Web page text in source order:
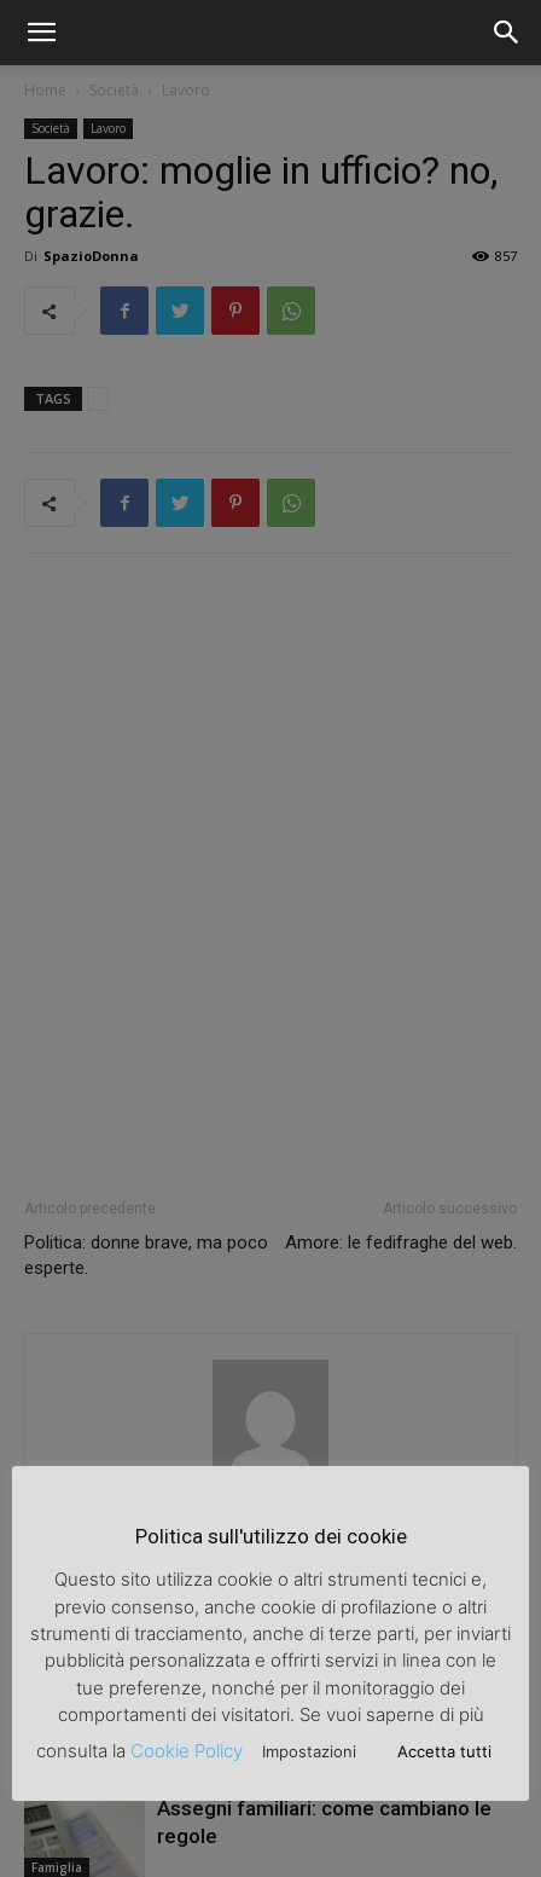
Home Società Lavoro
Società Lavoro
Lavoro: moglie in ufficio? no,
grazie.
Di SpazioDonna 857
TAGS
Articolo precedente
Politica: donne brave, ma poco
esperte.
Articolo successivo
Amore: le fedifraghe del web.
ARTICOLI CORRELATI ALTRO DALL'AUTORE
Lavoro
La nota spese in azienda: utilizzare un
software per migliorarne la gestione
Famiglia
Assegni familiari: come cambiano le
regole
Politica sull'utilizzo dei cookie
Questo sito utilizza cookie o altri strumenti tecnici e,
previo consenso, anche cookie di profilazione o altri
strumenti di tracciamento, anche di terze parti, per inviarti
pubblicità personalizzata e offrirti servizi in linea con le
tue preferenze, nonché per il monitoraggio dei
comportamenti dei visitatori. Se vuoi saperne di più
consulta la Cookie Policy Impostazioni Accetta tutti